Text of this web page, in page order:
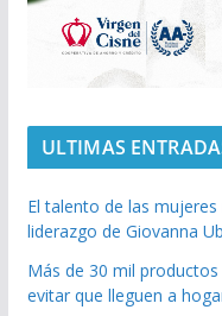
ULTIMAS
El talento de las
liderazgo de Giovanna
Más de 30 mil
evitar que lleguen a